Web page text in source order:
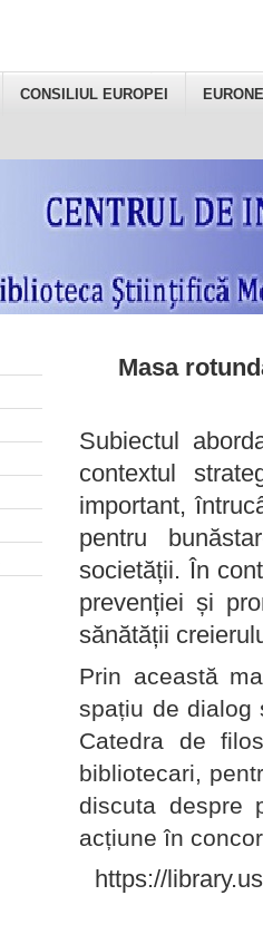
CONSILIUL EUROPEI
Masa
Subiectul
contextul
important,
pentru
societății. În
prevenției și
sănătății
Prin această
spațiu de dialog
Catedra de
bibliotecari,
discuta despre
acțiune în
https://